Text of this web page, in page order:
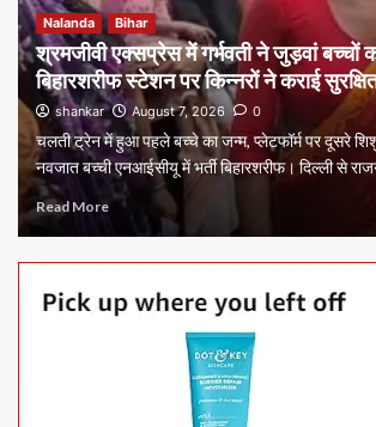
Nalanda Bihar
श्रमजीवी एक्सप्रेस में गर्भवती ने जुड़वां बच्चों
बिहारशरीफ स्टेशन पर किन्नरों ने कराई
shankar August 7, 2026 0
चलती ट्रेन में हुआ पहले बच्चे का जन्म, प्लेटफॉर्म पर दूसरे
नवजात बच्ची एनआईसीयू में भर्ती बिहारशरीफ। दिल्ली से
Read More